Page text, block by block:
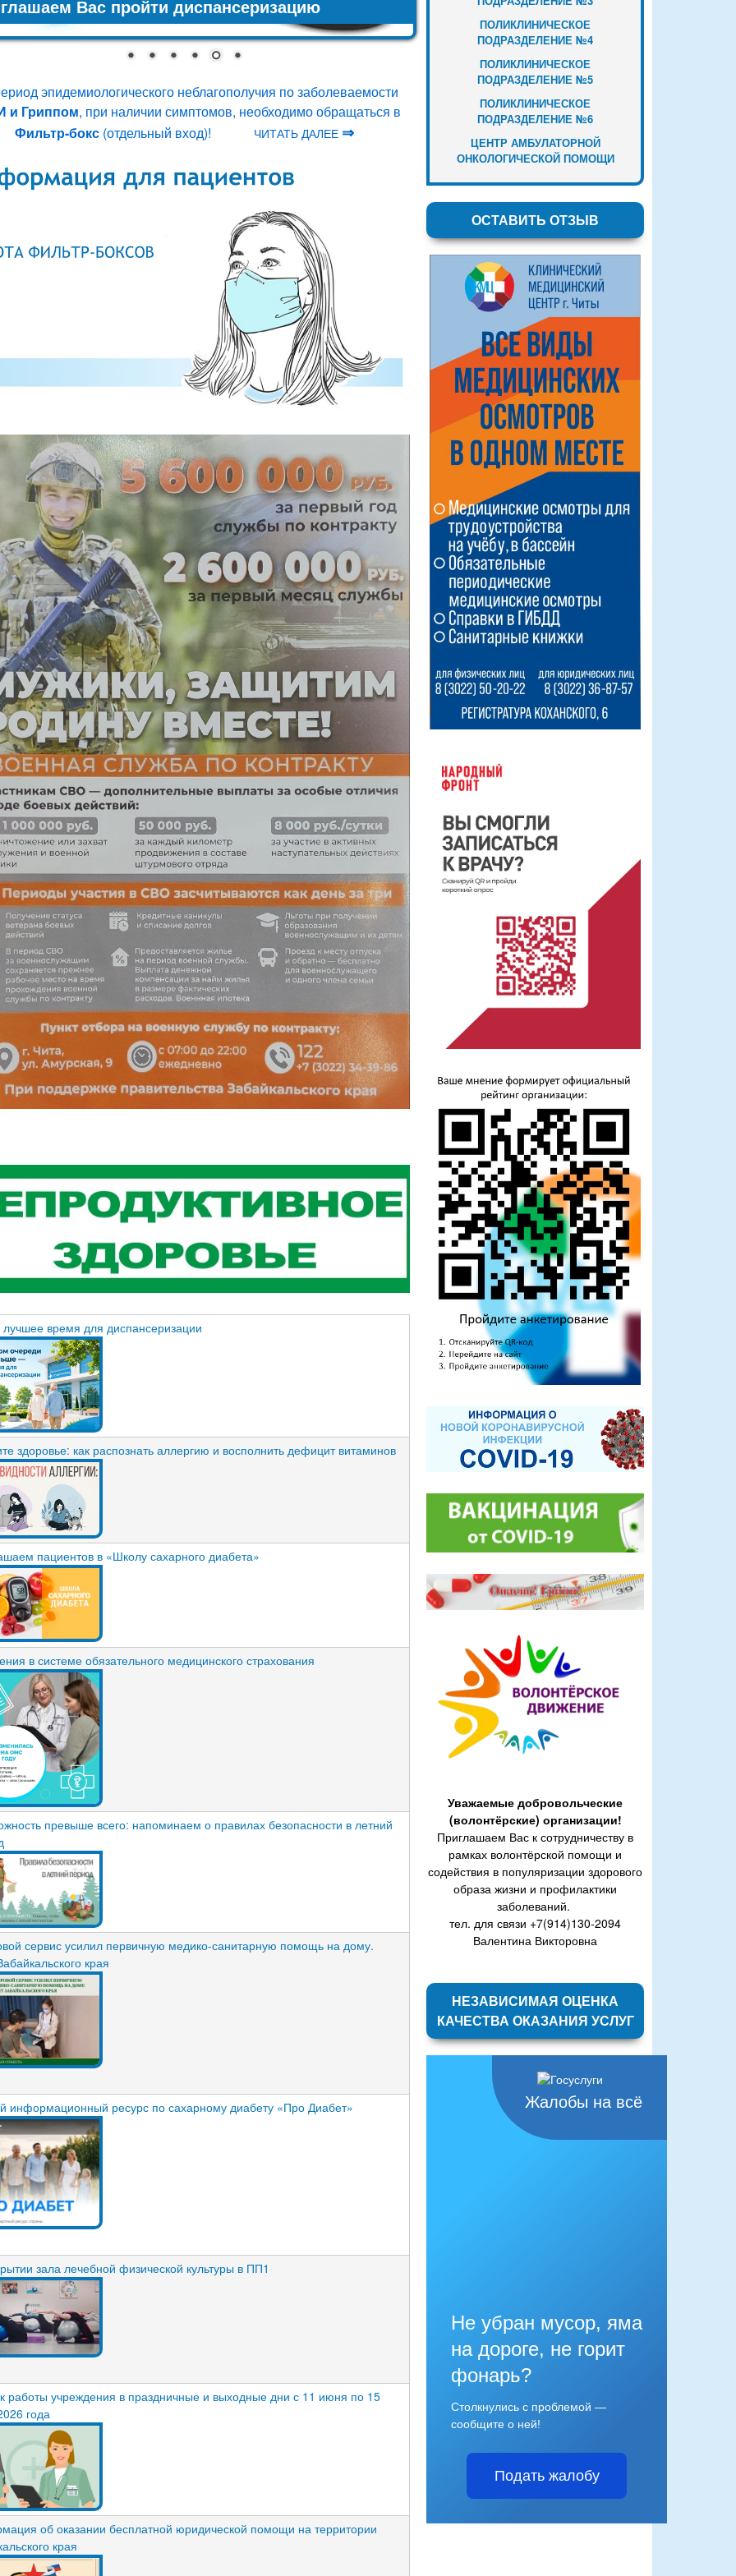
Вас пройти диспансеризацию
эпидемиологического неблагополучия по заболеваемости
и Гриппом, при наличии симптомов, необходимо обращаться в
Фильтр-бокс (отдельный вход)! ЧИТАТЬ ДАЛЕЕ ⇒
лучшее время для диспансеризации
здоровье: как распознать аллергию и восполнить дефицит витаминов
пациентов в «Школу сахарного диабета»
в системе обязательного медицинского страхования
превыше всего: напоминаем о правилах безопасности в летний
сервис усилил первичную медико-санитарную помощь на дому.
края
информационный ресурс по сахарному диабету «Про Диабет»
зала лечебной физической культуры в ПП1
работы учреждения в праздничные и выходные дни с 11 июня по 15
года
об оказании бесплатной юридической помощи на территории
края
ПОЛИКЛИНИЧЕСКОЕ
ПОДРАЗДЕЛЕНИЕ №4
ПОЛИКЛИНИЧЕСКОЕ
ПОДРАЗДЕЛЕНИЕ №5
ПОЛИКЛИНИЧЕСКОЕ
ПОДРАЗДЕЛЕНИЕ №6
ЦЕНТР АМБУЛАТОРНОЙ
ОНКОЛОГИЧЕСКОЙ ПОМОЩИ
ОСТАВИТЬ ОТЗЫВ
Уважаемые добровольческие
(волонтёрские) организации!
Приглашаем Вас к сотрудничеству в
рамках волонтёрской помощи и
содействия в популяризации здорового
образа жизни и профилактики
заболеваний.
тел. для связи +7(914)130-2094
Валентина Викторовна
НЕЗАВИСИМАЯ ОЦЕНКА
КАЧЕСТВА ОКАЗАНИЯ УСЛУГ
Жалобы на всё
Не убран мусор, яма
на дороге, не горит
фонарь?
Столкнулись с проблемой —
сообщите о ней!
Подать жалобу